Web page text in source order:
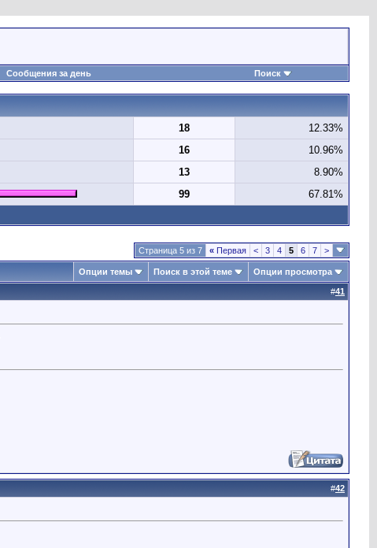
Сообщения за день Поиск
18
12.33%
16
10.96%
13
8.90%
99 67.81%
Страница 5 из 7 « Первая < 3 4 5 6 7 >
Опции темы Поиск в этой теме Опции просмотра
#41
#42